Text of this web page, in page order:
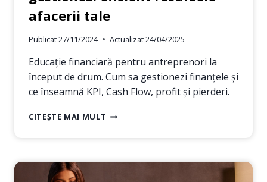
afacerii tale
Publicat27/11/2024 Actualizat24/04/2025
Educație financiară pentru antreprenori la
început de drum. Cum sa gestionezi finanțele și
ce înseamnă KPI, Cash Flow, profit și pierderi.
CITEȘTE MAI MULT EDUCAȚIE
CUM